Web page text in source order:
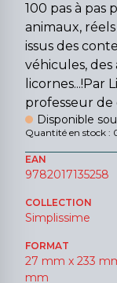
100 pas à pas
animaux,
issus des
véhicules,
licornes...!Par
professeur de
Disponible
Quantité en stock :
EAN
9782017135258
COLLECTION
Simplissime
FORMAT
27 mm x 233
mm